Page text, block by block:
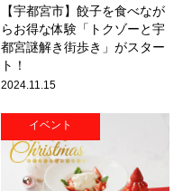
【宇都宮市】餃子を食べなが
らお得な体験「トクゾーと宇
都宮謎解き街歩き」がスター
ト！
2024.11.15
イベント